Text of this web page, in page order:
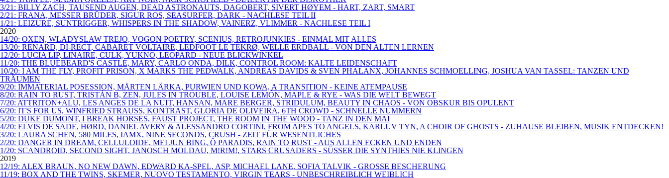
3/21: BILLY ZACH, TAUSEND AUGEN, DEAD ASTRONAUTS, DAGOBERT, SIVERT HØYEM - HART, ZART, SMART
2/21: FRANA, MESSER BRÜDER, SIGUR ROS, SEASURFER, DARK - NACHLESE TEIL II
1/21: LEIZURE, SUNTRIGGER, WHISPERS IN THE SHADOW, VAINERZ, VLIMMER - NACHLESE TEIL I
2020
14/20: OXEN, WLADYSLAW TREJO, VOGON POETRY, SCENIUS, RETROJUNKIES - EINMAL MIT ALLES
13/20: RENARD, DI-RECT, CABARET VOLTAIRE, LEDFOOT LE TEKRØ, WELLE ERDBALL - VON DEN ALTEN LERNEN
12/20: LUCIA LIP, LINAIRE, CULK, YUKNO, LEOPARD - NEUE BLICKWINKEL
11/20: THE BLUEBEARD'S CASTLE, MARY, CARLO ONDA, DILK, CONTROL ROOM: KALTE LEIDENSCHAFT
10/20: I AM THE FLY, PROFIT PRISON, X MARKS THE PEDWALK, ANDREAS DAVIDS & SVEN PHALANX, JOHANNES SCHMOELLING, JOSHUA VAN TASSEL: TANZEN UND
TRÄUMEN
9/20: IMMATERIAL POSESSION, MÅRTEN LÄRKA, PURWIEN UND KOWA, A TRANSITION - KEINE ATEMPAUSE
8/20: RAIN TO RUST, TRISTÁN B, ZEN, JULES IN TROUBLE, LOUISE LEMÓN, MAPLE & RYE - WAS DIE WELT BEWEGT
7/20: ATTRITON+ALU, LES ANGES DE LA NUIT, HANSAN, MARE BERGER, STRIDULUM, BEAUTY IN CHAOS - VON OBSKUR BIS OPULENT
6/20: IT'S FOR US, WINFRIED STRAUSS, KONTRAST, GLORIA DE OLIVEIRA, 6TH CROWD - SCHNELLE NUMMERN
5/20: DUKE DUMONT, I BREAK HORSES, FAUST PROJECT, THE ROOM IN THE WOOD - TANZ IN DEN MAI
4/20: ELVIS DE SADE, HØRD, DANIEL AVERY & ALESSANDRO CORTINI, FROM APES TO ANGELS, KARLUV TYN, A CHOIR OF GHOSTS - ZUHAUSE BLEIBEN, MUSIK ENTDECKEN!
3/20: LAURA SCHEN, 580 MILES, IAMX, NINE SECONDS, CRUSH - ZEIT FÜR WESENTLICHES
2/20: DANGER IN DREAM, CELLULOIDE, MEI JUN BING, Ô PARADIS, RAIN TO RUST - AUS ALLEN ECKEN UND ENDEN
1/20: SCANDROID, SECOND SIGHT, JANOSCH MOLDAU, M!R!M!, STARS CRUSADERS - SÜSSER DIE SYNTHIES NIE KLINGEN
2019
12/19: ALEX BRAUN, NO NEW DAWN, EDWARD KA-SPEL, ASP, MICHAEL LANE, SOFIA TALVIK - GROSSE BESCHERUNG
11/19: BOX AND THE TWINS, SKEMER, NUOVO TESTAMENTO, VIRGIN TEARS - UNBESCHREIBLICH WEIBLICH